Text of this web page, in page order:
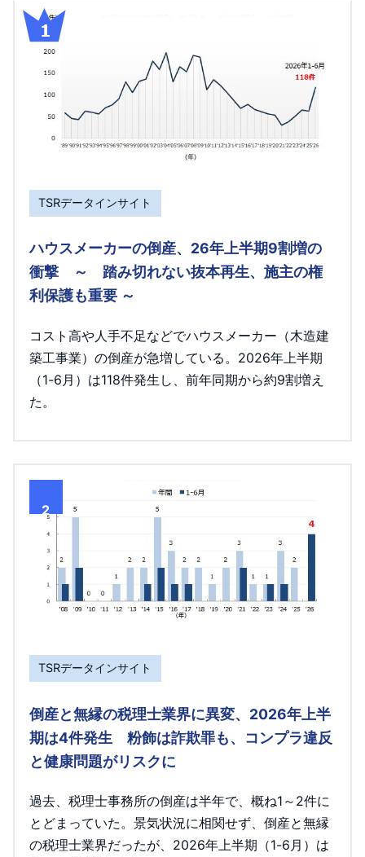
TSRデータインサイト
ハウスメーカーの倒産、26年上半期9割増の
衝撃 ～ 踏み切れない抜本再生、施主の権
利保護も重要 ～
コスト高や人手不足などでハウスメーカー（木造建
築工事業）の倒産が急増している。2026年上半期
（1-6月）は118件発生し、前年同期から約9割増え
た。
2
TSRデータインサイト
倒産と無縁の税理士業界に異変、2026年上半
期は4件発生 粉飾は詐欺罪も、コンプラ違反
と健康問題がリスクに
過去、税理士事務所の倒産は半年で、概ね1～2件に
とどまっていた。景気状況に相関せず、倒産と無縁
の税理士業界だったが、2026年上半期（1-6月）は